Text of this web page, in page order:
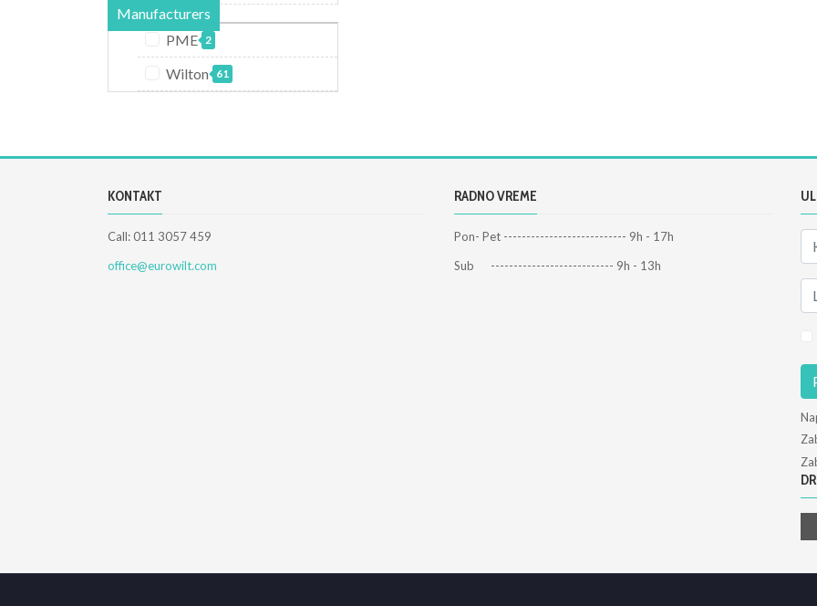
Manufacturers
PME 2
Wilton 61
KONTAKT
Call: 011 3057 459
office@eurowilt.com
RADNO VREME
Pon- Pet --------------------------- 9h - 17h
Sub --------------------------- 9h - 13h